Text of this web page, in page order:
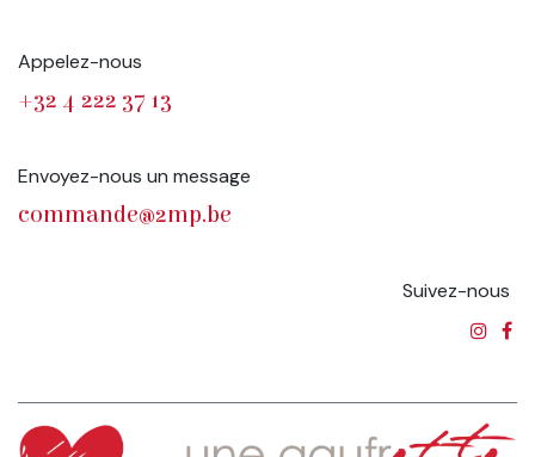
Appelez-nous
+32 4 222 37 13
Envoyez-nous un message
commande@2mp.be
Suivez-nous